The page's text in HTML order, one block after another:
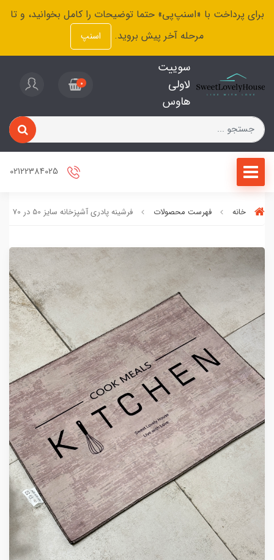
برای پرداخت با «اسنپ‌پی» حتما توضیحات را کامل بخوانید، و تا
مرحله آخر پیش بروید.
اسنپ
سوییت
لاولی
هاوس
0
خانه فهرست محصولات فرشینه پادری آشپزخانه سایز 50 در 70